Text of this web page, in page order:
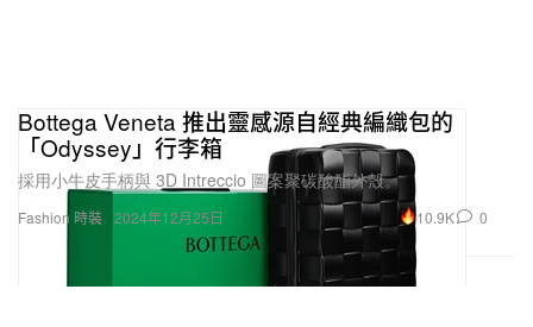
Fashion 時裝
Bottega Veneta 推出靈感源自經典編織包的
「Odyssey」行李箱
採用小牛皮手柄與 3D Intreccio 圖案聚碳酸酯外殼。
2024年12月25日 10.9K 0